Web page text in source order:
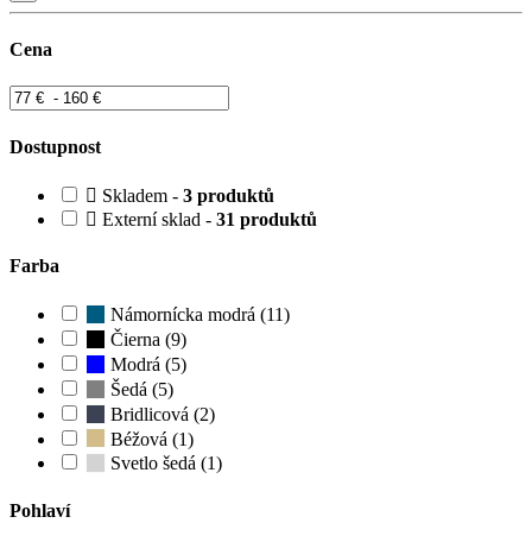
Cena
Dostupnost
Skladem - 3 produktů
Externí sklad - 31 produktů
Farba
Námornícka modrá (11)
Čierna (9)
Modrá (5)
Šedá (5)
Bridlicová (2)
Béžová (1)
Svetlo šedá (1)
Pohlaví